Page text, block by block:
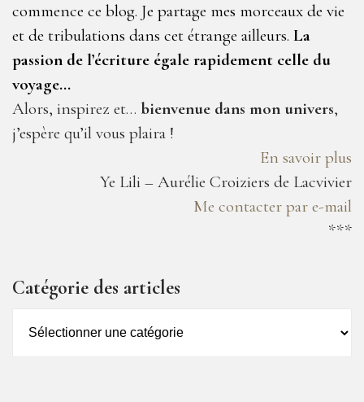
commence ce blog. Je partage mes morceaux de vie
et de tribulations dans cet étrange ailleurs. La
passion de l’écriture égale rapidement celle du
voyage…
Alors, inspirez et… bienvenue dans mon univers,
j’espère qu’il vous plaira !
En savoir plus
Ye Lili – Aurélie Croiziers de Lacvivier
Me contacter par e-mail
***
Catégorie des articles
des